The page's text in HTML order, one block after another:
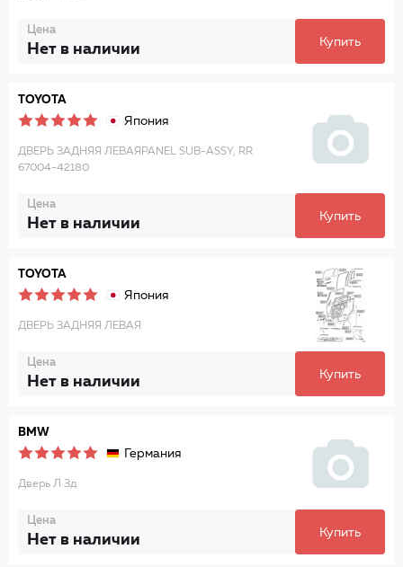
Цена
Нет в наличии Купить
TOYOTA
Япония
ДВЕРЬ ЗАДНЯЯ ЛЕВАЯPANEL SUB-ASSY, RR
67004-42180
Цена
Нет в наличии Купить
TOYOTA
Япония
ДВЕРЬ ЗАДНЯЯ ЛЕВАЯ
Цена
Нет в наличии Купить
BMW
Германия
Дверь Л Зд
Цена
Нет в наличии Купить